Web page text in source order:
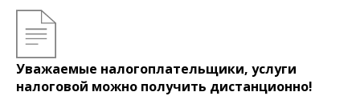
Уважаемые налогоплательщики, услуги
налоговой можно получить дистанционно!